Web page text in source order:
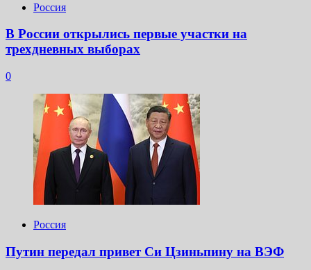
Россия
В России открылись первые участки на
трехдневных выборах
0
Россия
Путин передал привет Си Цзиньпину на ВЭФ